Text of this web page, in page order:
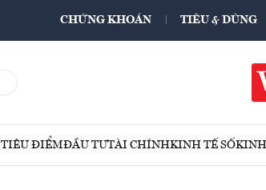
CHỨNG KHOÁN TIÊU & DÙNG
TIÊU ĐIỂMĐẦU TƯTÀI CHÍNHKINH TẾ SỐ